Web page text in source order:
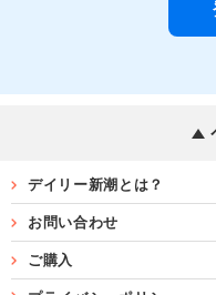
デイリー新潮とは？
お問い合わせ
ご購入